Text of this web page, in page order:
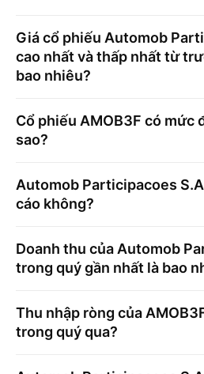
Giá cổ phiếu Automob
cao nhất và thấp nhất từ
bao nhiêu?
Cổ phiếu AMOB3F có mức
sao?
Automob Participacoes S.A
cáo không?
Doanh thu của Automob
trong quý gần nhất là bao
Thu nhập ròng của
trong quý qua?